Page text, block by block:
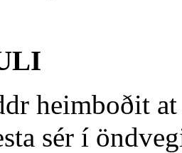
heimboðit
sér í